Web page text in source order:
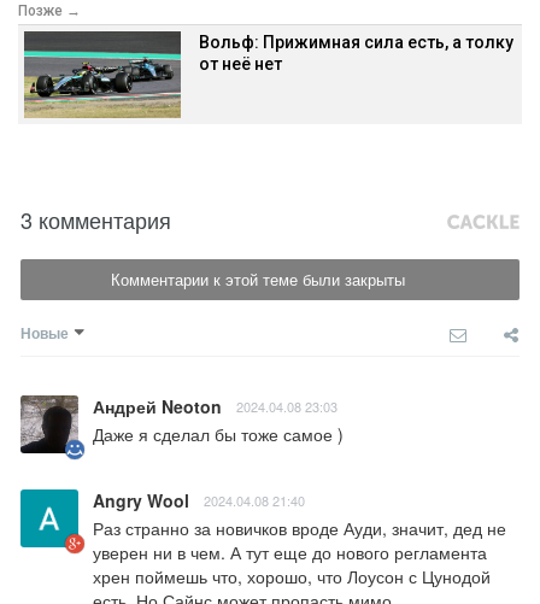
Позже →
Вольф: Прижимная сила есть, а толку
от неё нет
3 комментария
Комментарии к этой теме были закрыты
Новые
Андрей Neoton 2024.04.08 23:03
Даже я сделал бы тоже самое )
Angry Wool 2024.04.08 21:40
Раз странно за новичков вроде Ауди, значит, дед не
уверен ни в чем. А тут еще до нового регламента
хрен поймешь что, хорошо, что Лоусон с Цунодой